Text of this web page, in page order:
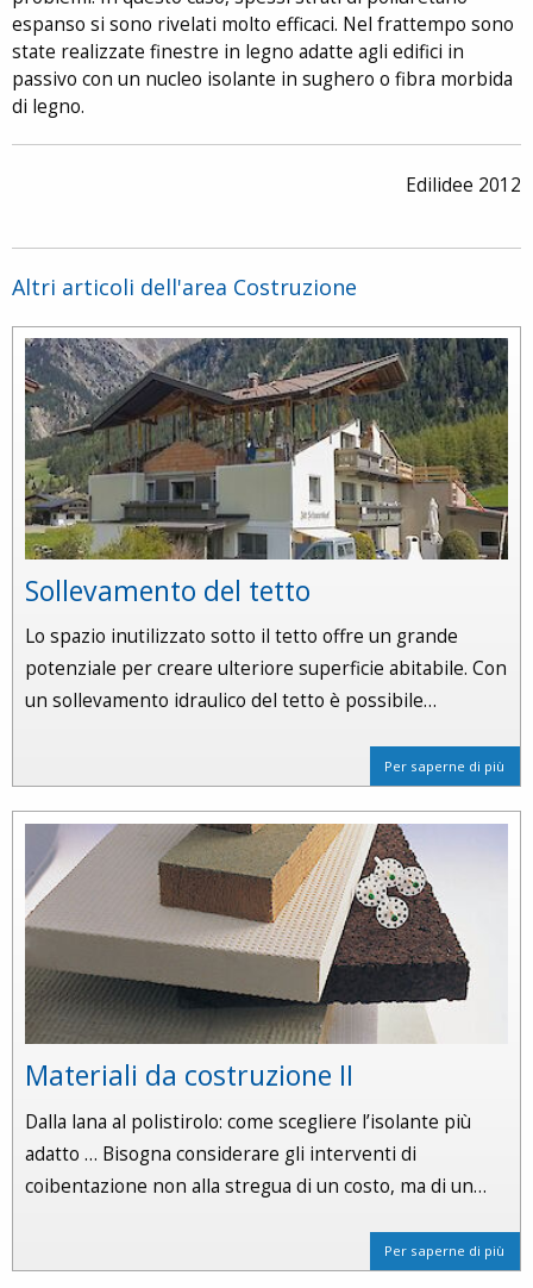
espanso si sono rivelati molto efficaci. Nel frattempo sono
state realizzate finestre in legno adatte agli edifici in
passivo con un nucleo isolante in sughero o fibra morbida
di legno.
Edilidee 2012
Altri articoli dell'area Costruzione
Sollevamento del tetto
Lo spazio inutilizzato sotto il tetto offre un grande
potenziale per creare ulteriore superficie abitabile. Con
un sollevamento idraulico del tetto è possibile…
Per saperne di più
Materiali da costruzione II
Dalla lana al polistirolo: come scegliere l’isolante più
adatto … Bisogna considerare gli interventi di
coibentazione non alla stregua di un costo, ma di un…
Per saperne di più